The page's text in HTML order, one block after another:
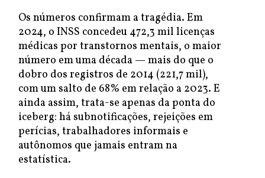
Os números confirmam a tragédia. Em
2024, o INSS concedeu 472,3 mil licenças
médicas por transtornos mentais, o maior
número em uma década — mais do que o
dobro dos registros de 2014 (221,7 mil),
com um salto de 68% em relação a 2023. E
ainda assim, trata-se apenas da ponta do
iceberg: há subnotificações, rejeições em
perícias, trabalhadores informais e
autônomos que jamais entram na
estatística.